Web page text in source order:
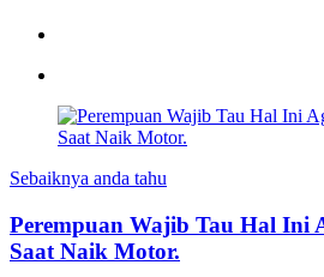
Sebaiknya anda tahu
Perempuan Wajib Tau Hal Ini
Saat Naik Motor.